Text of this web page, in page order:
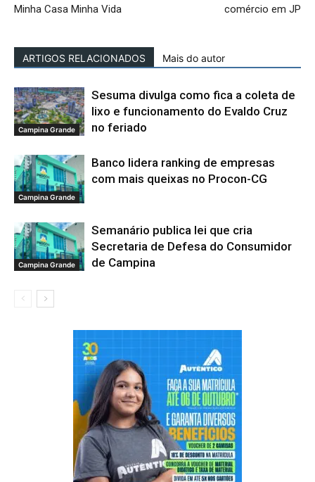
Minha Casa Minha Vida
comércio em JP
ARTIGOS RELACIONADOS Mais do autor
Campina Grande
Sesuma divulga como fica a coleta de
lixo e funcionamento do Evaldo Cruz
no feriado
Campina Grande
Banco lidera ranking de empresas
com mais queixas no Procon-CG
Campina Grande
Semanário publica lei que cria
Secretaria de Defesa do Consumidor
de Campina